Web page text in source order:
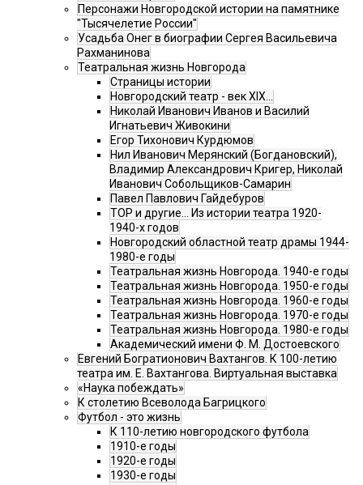
Персонажи Новгородской истории на памятнике
"Тысячелетие России"
Усадьба Онег в биографии Сергея Васильевича
Рахманинова
Театральная жизнь Новгорода
Страницы истории
Новгородский театр - век XIX…
Николай Иванович Иванов и Василий
Игнатьевич Живокини
Егор Тихонович Курдюмов
Нил Иванович Мерянский (Богдановский),
Владимир Александрович Кригер, Николай
Иванович Собольщиков-Самарин
Павел Павлович Гайдебуров
ТОР и другие… Из истории театра 1920-
1940-х годов
Новгородский областной театр драмы 1944-
1980-е годы
Театральная жизнь Новгорода. 1940-е годы
Театральная жизнь Новгорода. 1950-е годы
Театральная жизнь Новгорода. 1960-е годы
Театральная жизнь Новгорода. 1970-е годы
Театральная жизнь Новгорода. 1980-е годы
Академический имени Ф. М. Достоевского
Евгений Богратионович Вахтангов. К 100-летию
театра им. Е. Вахтангова. Виртуальная выставка
«Наука побеждать»
К столетию Всеволода Багрицкого
Футбол - это жизнь
К 110-летию новгородского футбола
1910-е годы
1920-е годы
1930-е годы